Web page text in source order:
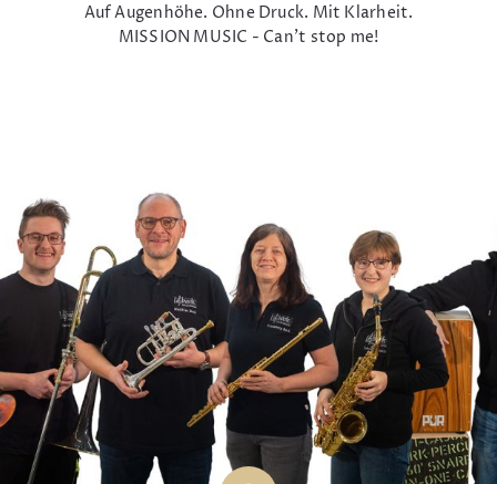
Auf Augenhöhe. Ohne Druck. Mit Klarheit.
MISSION MUSIC - Can't stop me!